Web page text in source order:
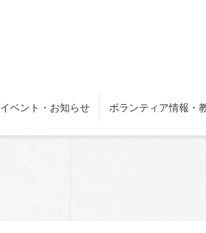
イベント・お知らせ ボランティア情報・